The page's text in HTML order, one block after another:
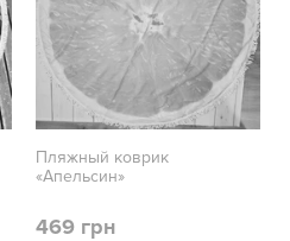
Пляжный коврик
«Апельсин»
469 грн